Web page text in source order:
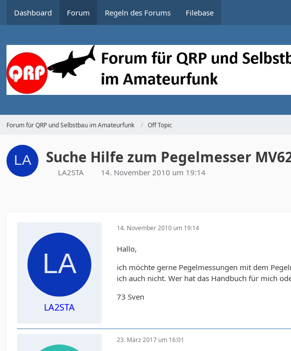
Dashboard Forum Regeln des Forums Filebase
Forum für QRP und Selbstbau im Amateurfunk Off Topic
Suche Hilfe zum Pegelmesser
LA2STA 14. November 2010 um 19:14
LA2STA
14. November 2010 um 19:14
Hallo,
ich möchte gerne Pegelmessungen mit dem
ich auch nicht. Wer hat das Handbuch für mich
73 Sven
23. März 2017 um 16:01